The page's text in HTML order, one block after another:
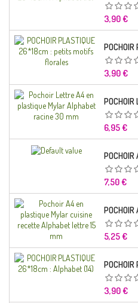
Prix
3,90 €
Prix
3,90 €
Prix
6,95 €
Prix
7,50 €
Prix
5,25 €
Prix
3,90 €